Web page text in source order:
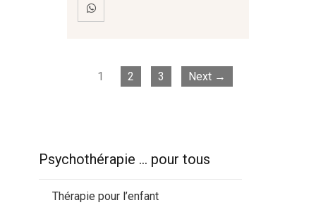
1 2 3 Next →
Psychothérapie … pour tous
Thérapie pour l’enfant